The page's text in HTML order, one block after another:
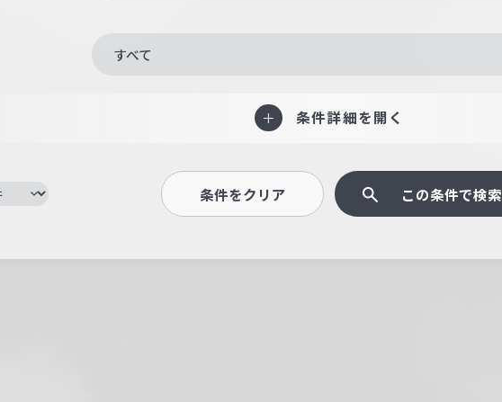
すべて
条件詳細を開く
条件をクリア この条件で検索